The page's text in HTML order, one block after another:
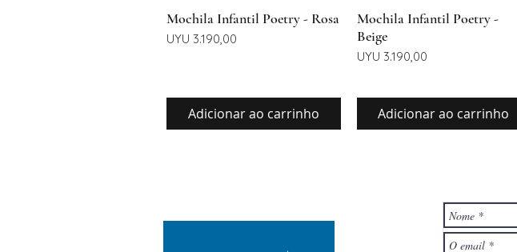
Visualização rápida
Mochila Infantil Poetry - Rosa
Preço
UYU 3.190,00
Adicionar ao carrinho
Visualização rápida
Mochila Infantil Poetry -
Beige
Preço
UYU 3.190,00
Adicionar ao carrinho